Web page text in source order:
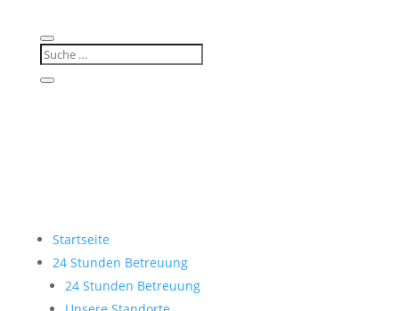
Startseite
24 Stunden Betreuung
24 Stunden Betreuung